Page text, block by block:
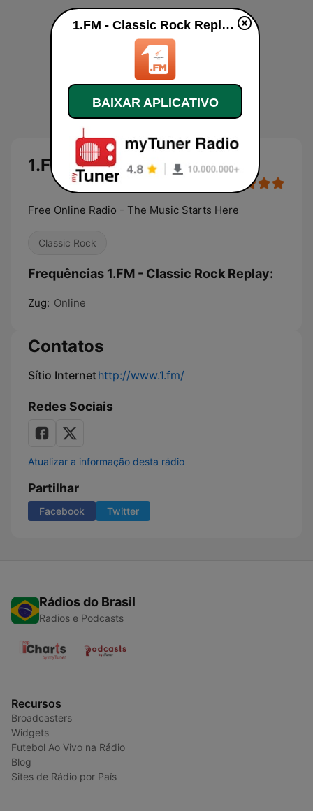
1.FM - Classic Rock Replay
Free Online Radio - The Music Starts Here
Classic Rock
Frequências 1.FM - Classic Rock Replay:
Zug: Online
Contatos
Sítio Internethttp://www.1.fm/
Redes Sociais
Atualizar a informação desta rádio
Partilhar
Facebook Twitter
Rádios do Brasil
Radios e Podcasts
Recursos
Broadcasters
Widgets
Futebol Ao Vivo na Rádio
Blog
Sites de Rádio por País
1.FM - Classic Rock Replay ao vivo
BAIXAR APLICATIVO